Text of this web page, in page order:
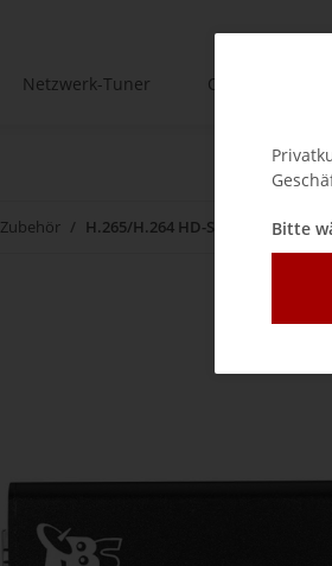
Netzwerk-Tuner One-Box.tv
Zubehör H.265/H.264 HD-SDI VideoBitte